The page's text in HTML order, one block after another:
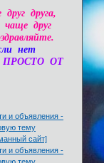
друга,
друг
нет
ПРОСТО ОТ
сайт]